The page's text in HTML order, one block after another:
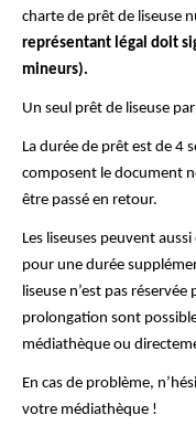
charte de prêt de liseuse
représentant légal doit
mineurs).
Un seul prêt de liseuse
La durée de prêt est de 4
composent le document
être passé en retour.
Les liseuses peuvent
pour une durée
liseuse n’est pas
prolongation sont
médiathèque ou
En cas de problème,
votre médiathèque !